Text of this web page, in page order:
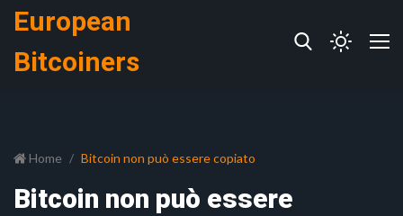
European
Bitcoiners
Home Bitcoin non può essere copiato
Bitcoin non può essere